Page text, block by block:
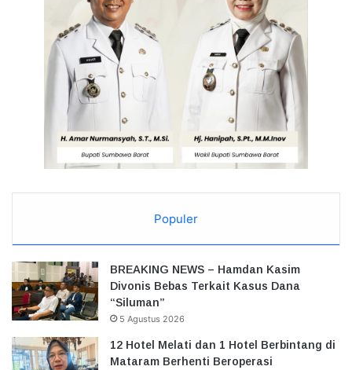
Populer
BREAKING NEWS – Hamdan Kasim
Divonis Bebas Terkait Kasus Dana
“Siluman”
5 Agustus 2026
12 Hotel Melati dan 1 Hotel Berbintang di
Mataram Berhenti Beroperasi